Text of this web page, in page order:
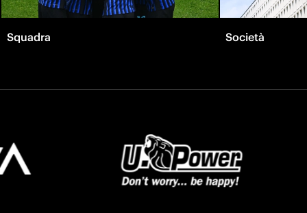
Squadra Società